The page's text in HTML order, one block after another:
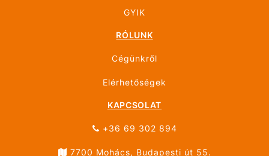
GYIK
RÓLUNK
Cégünkről
Elérhetőségek
KAPCSOLAT
+36 69 302 894
7700 Mohács, Budapesti út 55.